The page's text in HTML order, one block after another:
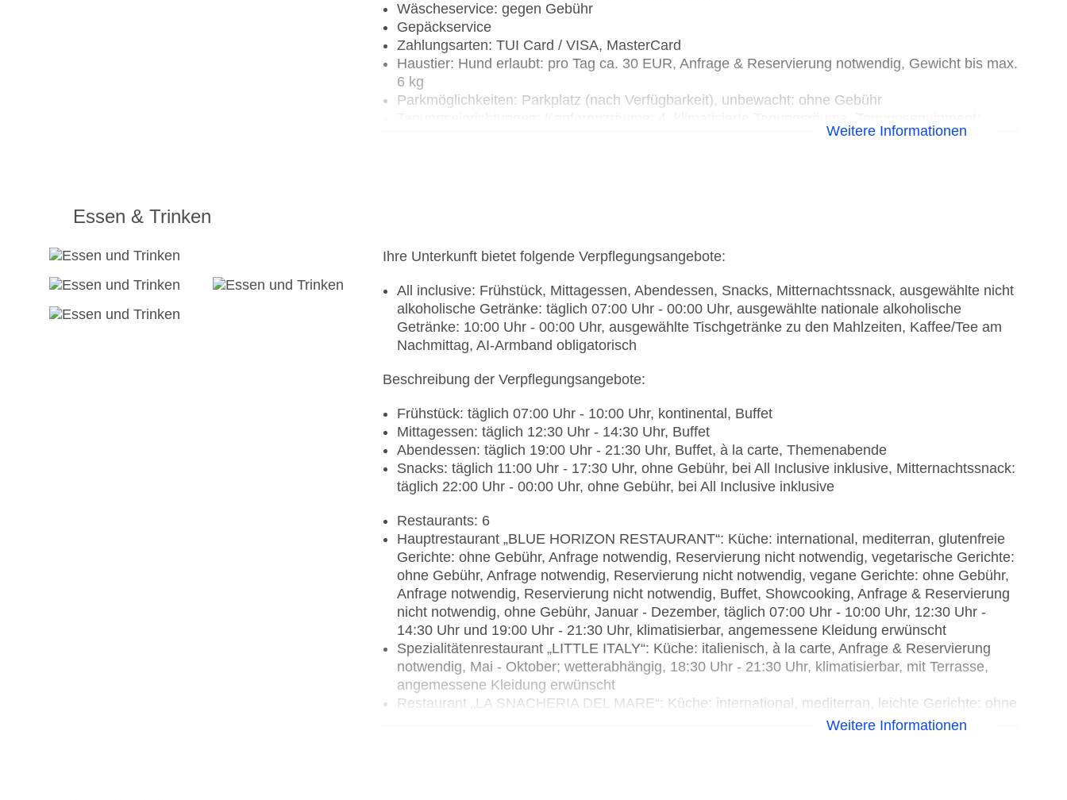
Wäscheservice: gegen Gebühr
Gepäckservice
Zahlungsarten: TUI Card / VISA, MasterCard
Haustier: Hund erlaubt: pro Tag ca. 30 EUR, Anfrage & Reservierung notwendig, Gewicht bis max.
6 kg
Parkmöglichkeiten: Parkplatz (nach Verfügbarkeit), unbewacht: ohne Gebühr
Weitere Informationen
Essen & Trinken
Ihre Unterkunft bietet folgende Verpflegungsangebote:
All inclusive: Frühstück, Mittagessen, Abendessen, Snacks, Mitternachtssnack, ausgewählte nicht
alkoholische Getränke: täglich 07:00 Uhr - 00:00 Uhr, ausgewählte nationale alkoholische
Getränke: 10:00 Uhr - 00:00 Uhr, ausgewählte Tischgetränke zu den Mahlzeiten, Kaffee/Tee am
Nachmittag, AI-Armband obligatorisch
Beschreibung der Verpflegungsangebote:
Frühstück: täglich 07:00 Uhr - 10:00 Uhr, kontinental, Buffet
Mittagessen: täglich 12:30 Uhr - 14:30 Uhr, Buffet
Abendessen: täglich 19:00 Uhr - 21:30 Uhr, Buffet, à la carte, Themenabende
Snacks: täglich 11:00 Uhr - 17:30 Uhr, ohne Gebühr, bei All Inclusive inklusive, Mitternachtssnack:
täglich 22:00 Uhr - 00:00 Uhr, ohne Gebühr, bei All Inclusive inklusive
Restaurants: 6
Hauptrestaurant „BLUE HORIZON RESTAURANT“: Küche: international, mediterran, glutenfreie
Gerichte: ohne Gebühr, Anfrage notwendig, Reservierung nicht notwendig, vegetarische Gerichte:
ohne Gebühr, Anfrage notwendig, Reservierung nicht notwendig, vegane Gerichte: ohne Gebühr,
Anfrage notwendig, Reservierung nicht notwendig, Buffet, Showcooking, Anfrage & Reservierung
nicht notwendig, ohne Gebühr, Januar - Dezember, täglich 07:00 Uhr - 10:00 Uhr, 12:30 Uhr -
14:30 Uhr und 19:00 Uhr - 21:30 Uhr, klimatisierbar, angemessene Kleidung erwünscht
Spezialitätenrestaurant „LITTLE ITALY“: Küche: italienisch, à la carte, Anfrage & Reservierung
notwendig, Mai - Oktober; wetterabhängig, 18:30 Uhr - 21:30 Uhr, klimatisierbar, mit Terrasse,
angemessene Kleidung erwünscht
Restaurant „LA SNACHERIA DEL MARE“: Küche: international, mediterran, leichte Gerichte: ohne
Gebühr, Anfrage & Reservierung nicht notwendig, Anfrage & Reservierung nicht notwendig, ohne
Weitere Informationen